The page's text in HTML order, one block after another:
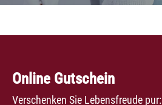
Online Gutschein
Verschenken Sie Lebensfreude pur: